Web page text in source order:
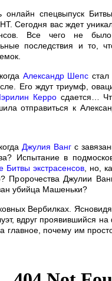
онлайн спецвыпуск
Сегодня вас ждет
Все чего не
последствия и то,
Александр Шепс
Его ждут триумф,
Керросдается…
отправиться к
Джулия Ванг с
Испытание в
Битвы экстрасенсов , но,
Пророчества Джулии
убийца Машеньки?
Вербилках.
вдруг проявившийся
главное, почему им